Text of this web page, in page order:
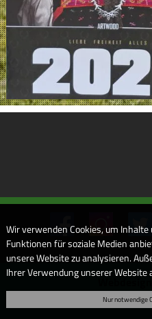
Wir verwenden Cookies, um
Funktionen für soziale Medien
unsere Website zu analysieren.
Ihrer Verwendung unserer
Informationen möglicherweise mit
Nur notwendige